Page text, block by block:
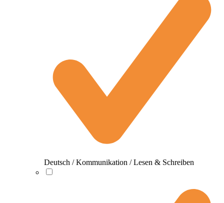
Deutsch / Kommunikation / Lesen & Schreiben